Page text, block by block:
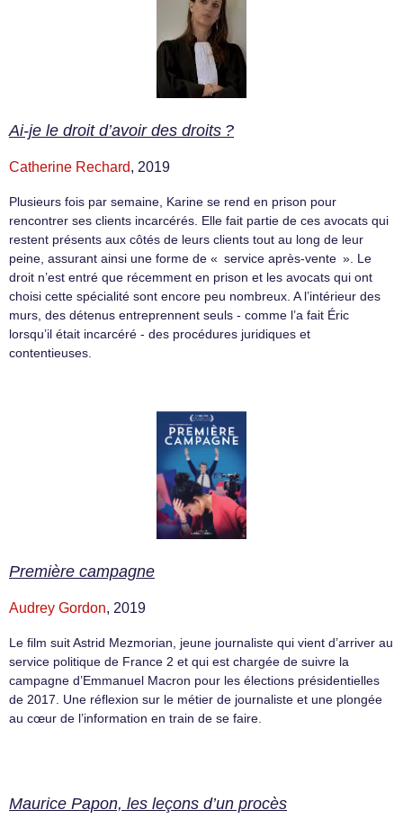
Ai-je le droit d’avoir des droits ?
Catherine Rechard, 2019
Plusieurs fois par semaine, Karine se rend en prison pour
rencontrer ses clients incarcérés. Elle fait partie de ces avocats qui
restent présents aux côtés de leurs clients tout au long de leur
peine, assurant ainsi une forme de « service après-vente ». Le
droit n’est entré que récemment en prison et les avocats qui ont
choisi cette spécialité sont encore peu nombreux. A l’intérieur des
murs, des détenus entreprennent seuls - comme l’a fait Éric
lorsqu’il était incarcéré - des procédures juridiques et
contentieuses.
Première campagne
Audrey Gordon, 2019
Le film suit Astrid Mezmorian, jeune journaliste qui vient d’arriver au
service politique de France 2 et qui est chargée de suivre la
campagne d’Emmanuel Macron pour les élections présidentielles
de 2017. Une réflexion sur le métier de journaliste et une plongée
au cœur de l’information en train de se faire.
Maurice Papon, les leçons d’un procès